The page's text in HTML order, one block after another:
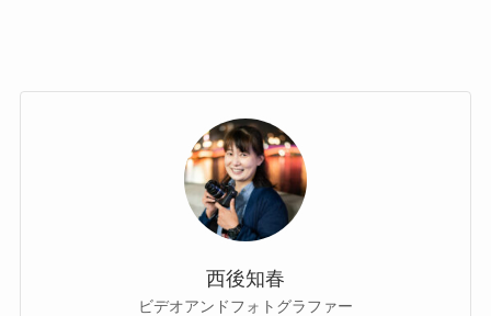
西後知春
ビデオアンドフォトグラファー